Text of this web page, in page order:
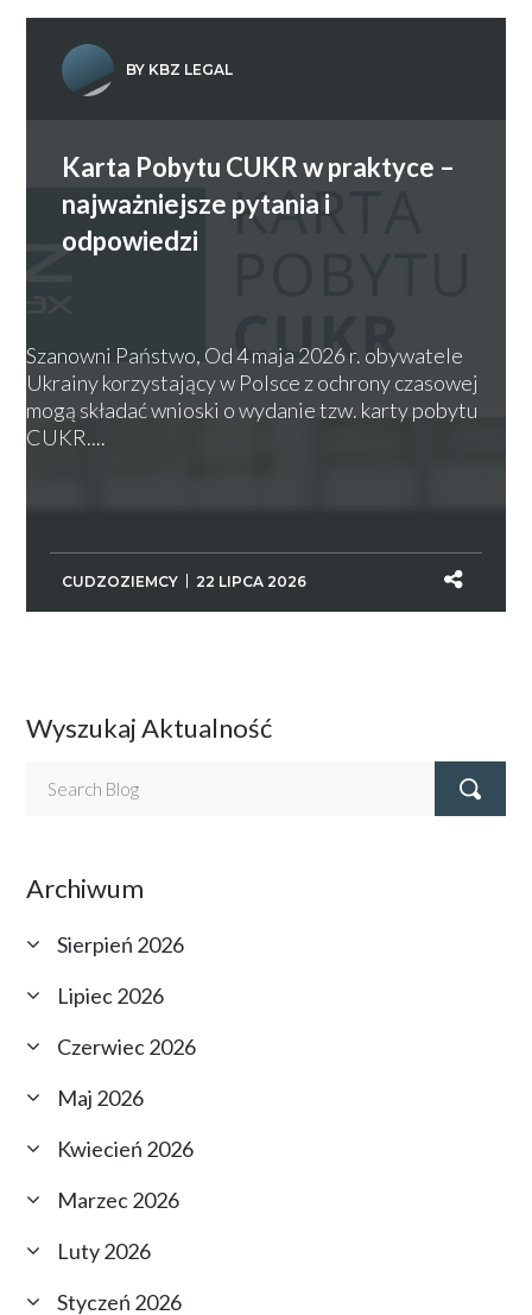
BY KBZ LEGAL
Karta Pobytu CUKR w praktyce –
najważniejsze pytania i
odpowiedzi
Szanowni Państwo, Od 4 maja 2026 r. obywatele
Ukrainy korzystający w Polsce z ochrony czasowej
mogą składać wnioski o wydanie tzw. karty pobytu
CUKR....
CUDZOZIEMCY 22 LIPCA 2026
Wyszukaj Aktualność
Archiwum
Sierpień 2026
Lipiec 2026
Czerwiec 2026
Maj 2026
Kwiecień 2026
Marzec 2026
Luty 2026
Styczeń 2026